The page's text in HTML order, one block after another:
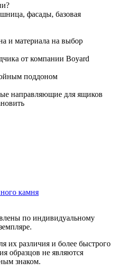
фасады, базовая
и материала на выбор
от компании Boyard
поддоном
направляющие для ящиков
камня
по индивидуальному
их различия и более быстрого
образцов не являются
знаком.